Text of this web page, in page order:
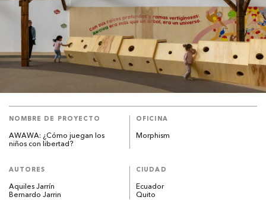
NOMBRE DE PROYECTO
AWAWA: ¿Cómo juegan los
niños con libertad?
OFICINA
Morphism
AUTORES
Aquiles Jarrín
Bernardo Jarrin
CIUDAD
Ecuador
Quito